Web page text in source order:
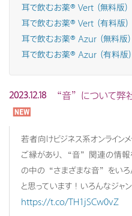
耳で飲むお薬® Vert （無料版）
耳で飲むお薬® Vert （有料版）
耳で飲むお薬® Azur （無料版）
耳で飲むお薬® Azur （有料版）
2023.12.18 “音”について弊
若者向けビジネス系オンラインメ
ご縁があり、“音”関連の情報
の中の“さまざまな音”をいろ
と思っています！いろんなジャ
https://t.co/TH1jSCw0vZ